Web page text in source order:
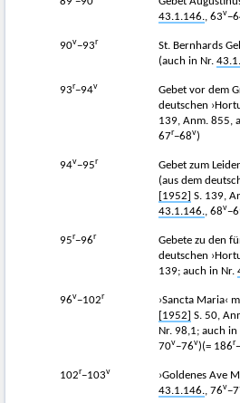
43.1.146., 63v
90v−93r
St. Bernhards
(auch in Nr.
93r−94v
Gebet vor dem
deutschen
139, Anm. 855,
67r−68v)
94v−95r
Gebet zum
(aus dem
[1952]
S. 139,
43.1.146., 68v
95r−96r
Gebete zu den
deutschen
139; auch in Nr.
96v−102r ›Sancta Maria‹
[1952]
S. 50,
Nr. 98,1; auch in
70v−76v)(= 186r
102r−103v
›Goldenes Ave
43.1.146., 76v